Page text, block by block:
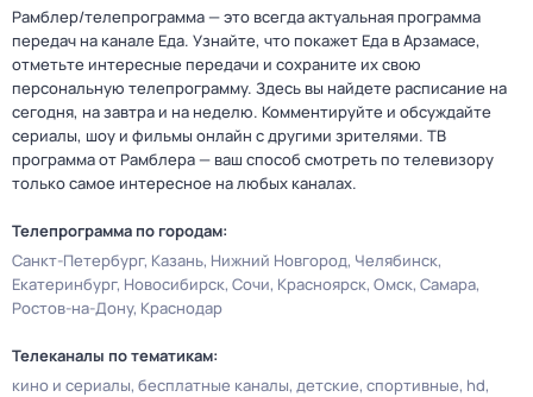
Рамблер/телепрограмма — это всегда актуальная программа
передач на канале Еда. Узнайте, что покажет Еда в Арзамасе,
отметьте интересные передачи и сохраните их свою
персональную телепрограмму. Здесь вы найдете расписание на
сегодня, на завтра и на неделю. Комментируйте и обсуждайте
сериалы, шоу и фильмы онлайн с другими зрителями. ТВ
программа от Рамблера — ваш способ смотреть по телевизору
только самое интересное на любых каналах.
Телепрограмма по городам:
Санкт-Петербург Казань Нижний Новгород Челябинск
Екатеринбург Новосибирск Сочи Красноярск Омск Самара
Ростов-на-Дону Краснодар
Телеканалы по тематикам:
кино и сериалы бесплатные каналы детские спортивные hd